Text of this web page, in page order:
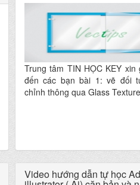
Trung tâm TIN HỌC KEY xin
đến các bạn bài 1: vẽ đối
chỉnh thông qua Glass
Video hướng dẫn tự học